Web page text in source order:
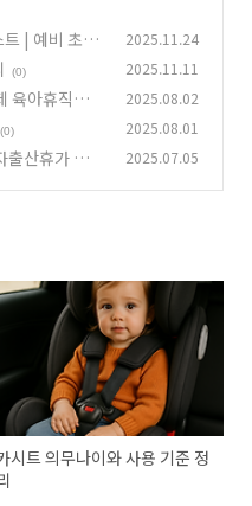
| 예비 초등
2025.11.24
(0) 2025.11.11
아휴직권정
2025.08.02
(0) 2025.08.01
산휴가 달라
2025.07.05
시트 의무나이와 사용 기준 정